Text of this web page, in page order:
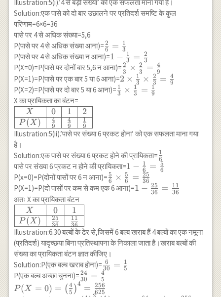
P(x) &
\frac{1}{16}
& \frac{1}
{4} &
\frac{3}{8}
& \frac{1}
{4} &
\frac{1}{16}
\\ \hline
\end{array}
Illustration:5(i).’4 से बड़ी संख्या’ को एक सफलता माना गया है।
Solution:एक पासे को दो बार उछालने पर प्रतिदर्श समष्टि के कुल
परिणाम=6×6=36
पासे पर 4 से अधिक संख्या=5,6
P(पासे पर 4 से अधिक संख्या आना)=\frac{2}
{6}=\frac{1}
{3}
6
2 = 3
1
P(पासे पर 4 से अधिक संख्या न आना)=1-\frac{1}
{3}=\frac{2}
{3}
1 − 3
1 = 3
2
P(X=0)=P(पासे पर दोनों बार 5,6 न आना)=\frac{2}
{3}
\times
\frac{2}
{9}
3
2 × 3
2 = 9
4
P(X=1)=P(पासे पर एक बार 5 या 6 आना)=2 \times
\frac{1}{3}
\times
{9}
2 × 3
1 × 3
2 = 9
4
P(X=2)=P(पासे पर दो बार 5 या 6 आना)=\frac{1}{3}
{9}
3
1 × 3
1 = 9
1
X का प्रायिकता का बंटन=
\begin{array}
{|c|c|c|c|}
\hline X & 0
& 1 & 2 \\
\hline P(X) &
\frac{4}{9}
& \frac{4}
{9} &
\frac{1}{9}
\\ \hline
\end{array}
X
P (X )
0
9
4
1
9
4
2
9
1
Illustration:5(ii).’पासे पर संख्या 6 प्रकट होना’ को एक सफलता माना गया
है।
Solution:एक पासे पर संख्या 6 प्रकट होने की प्रायिकता=\frac{1}
{6}
6
1
पासे पर संख्या 6 प्रकट न होने की प्रायिकता=1-\frac{1}
{6}=\frac{5}
{6}
1 − 6
1 = 6
5
P(x=0)=P(दोनों पासों पर 6 न आना)=\frac{5}{6}
\times
6
5 × 6
5 = 36
25
P(X=1)=P(दो पासों पर कम से कम एक 6 आना)=1-\frac{25}
1 − 36
25 = 36
11
अतः X का प्रायिकता बंटन
\begin{array}
{|c|c|c|}
\hline X & 0
& 1 \\ \hline
P(X) &
\frac{25}{36}
& \frac{11}
{36} \\ \hline
\end{array}
X
P (X )
0
36
25
1
36
11
Illustration:6.30 बल्बों के ढेर से,जिसमें 6 बल्ब खराब हैं 4 बल्बों का एक नमूना
(प्रतिदर्श) यादृच्छया बिना प्रतिस्थापना के निकाला जाता है।खराब बल्बों की
संख्या का प्रायिकता बंटन ज्ञात कीजिए।
Solution:P(एक बल्ब खराब होना)=\frac{6}
{30}=\frac{1}
{5}
30
6 = 5
1
P(एक बल्ब अच्छा चुनना)=\frac{24}
{30}=\frac{4}
30
24 = 5
4
P(X=0)=\left(\frac{4}
P(X = 0) = ( 5
4 )4 = 625
256